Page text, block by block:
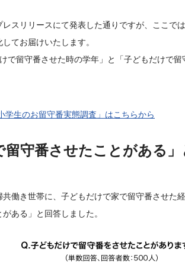
スリリースにて発表した通りですが、ここで
てお届けいたします。
で留守番させた時の学年」と「子どもだけで
学生のお留守番実態調査」はこちらから
留守番させたことがある
働き世帯に、子どもだけで家で留守番させた
ある」と回答しました。